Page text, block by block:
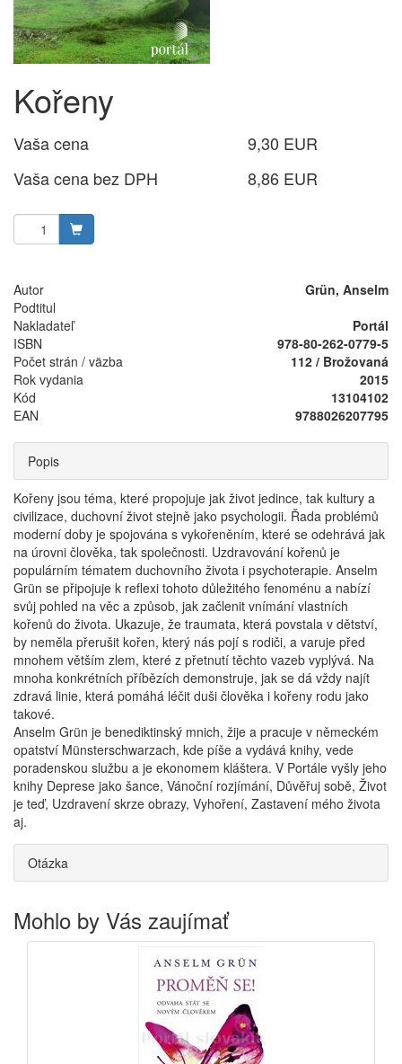
Kořeny
Vaša cena
9,30 EUR
Vaša cena bez DPH
8,86 EUR
Autor
Grün, Anselm
Podtitul
Nakladateľ
Portál
ISBN
978-80-262-0779-5
Počet strán / väzba
112 / Brožovaná
Rok vydania
2015
Kód
13104102
EAN
9788026207795
Popis
Kořeny jsou téma, které propojuje jak život jedince, tak kultury a
civilizace, duchovní život stejně jako psychologii. Řada problémů
moderní doby je spojována s vykořeněním, které se odehrává jak
na úrovni člověka, tak společnosti. Uzdravování kořenů je
populárním tématem duchovního života i psychoterapie. Anselm
Grün se připojuje k reflexi tohoto důležitého fenoménu a nabízí
svůj pohled na věc a způsob, jak začlenit vnímání vlastních
kořenů do života. Ukazuje, že traumata, která povstala v dětství,
by neměla přerušit kořen, který nás pojí s rodiči, a varuje před
mnohem větším zlem, které z přetnutí těchto vazeb vyplývá. Na
mnoha konkrétních příbězích demonstruje, jak se dá vždy najít
zdravá linie, která pomáhá léčit duši člověka i kořeny rodu jako
takové.
Anselm Grün je benediktinský mnich, žije a pracuje v německém
opatství Münsterschwarzach, kde píše a vydává knihy, vede
poradenskou službu a je ekonomem kláštera. V Portále vyšly jeho
knihy Deprese jako šance, Vánoční rozjímání, Důvěřuj sobě, Život
je teď, Uzdravení skrze obrazy, Vyhoření, Zastavení mého života
aj.
Otázka
Mohlo by Vás zaujímať